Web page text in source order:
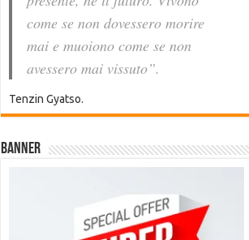
come se non dovessero morire
mai e muoiono come se non
avessero mai vissuto”.
Tenzin Gyatso.
Banner